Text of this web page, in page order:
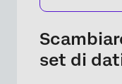
set di